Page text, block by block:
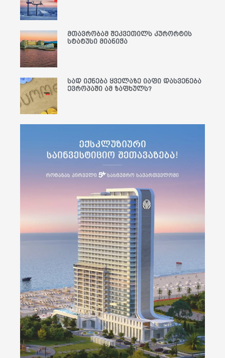
მთავრობამ შეკვეთილს კურორტის
სტატუსი მიანიჭა
სად იქნება ყველაზე იაფი დასვენება
ევროპაში ამ ზაფხულს?